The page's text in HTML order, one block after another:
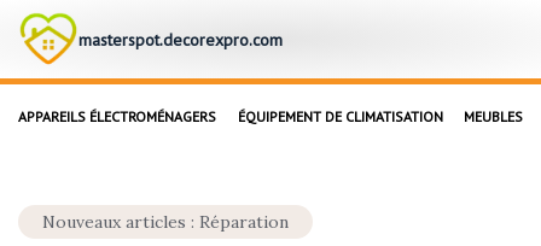
masterspot.decorexpro.com
APPAREILS ÉLECTROMÉNAGERS ÉQUIPEMENT DE CLIMATISATION MEUBLES
Nouveaux articles : Réparation